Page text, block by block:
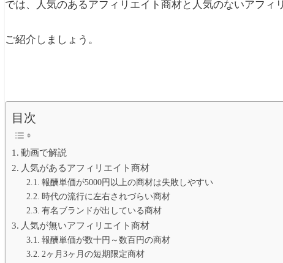
では、人気のあるアフィリエイト商材と人気のないアフィ
ご紹介しましょう。
目次
動画で解説
人気があるアフィリエイト商材
報酬単価が5000円以上の商材は失敗しやすい
時代の流行に左右されづらい商材
有名ブランドが出している商材
人気が無いアフィリエイト商材
報酬単価が数十円～数百円の商材
2ヶ月3ヶ月の短期限定商材